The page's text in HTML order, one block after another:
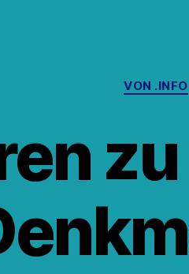
VON .INFO